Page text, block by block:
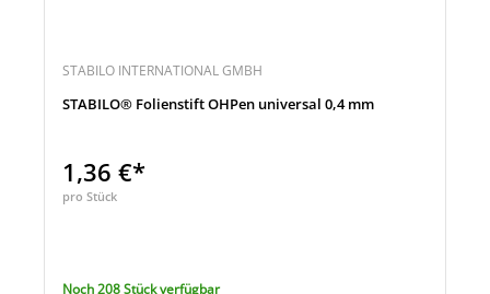
STABILO INTERNATIONAL GMBH
STABILO® Folienstift OHPen universal 0,4 mm
1,36 €*
pro Stück
Noch 208 Stück verfügbar